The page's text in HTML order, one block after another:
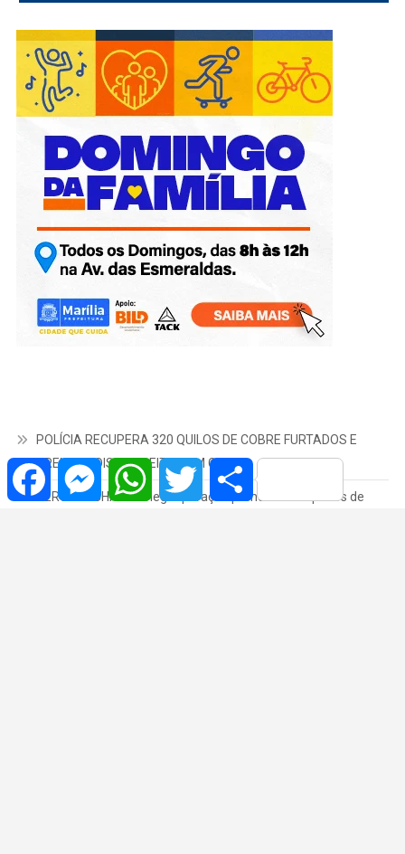
POLÍCIA RECUPERA 320 QUILOS DE COBRE FURTADOS E
PRENDE DOIS SUSPEITOS EM GARÇA
CERCO FECHADO: megaoperação prende 11 suspeitos de
FacebookMessengerWhatsAppTwitter Share